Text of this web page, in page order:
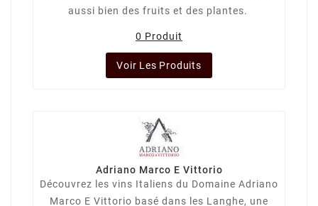
aussi bien des fruits et des plantes.
0 Produit
Voir Les Produits
Adriano Marco E Vittorio
Découvrez les vins Italiens du Domaine Adriano
Marco E Vittorio basé dans les Langhe, une